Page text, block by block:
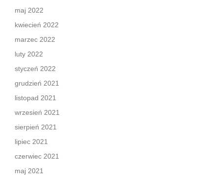
maj 2022
kwiecień 2022
marzec 2022
luty 2022
styczeń 2022
grudzień 2021
listopad 2021
wrzesień 2021
sierpień 2021
lipiec 2021
czerwiec 2021
maj 2021